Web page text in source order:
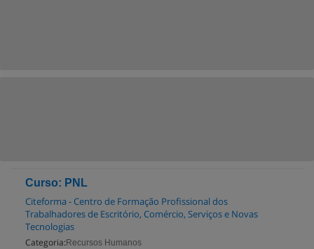
Curso: PNL
Citeforma - Centro de Formação Profissional dos
Trabalhadores de Escritório, Comércio, Serviços e Novas
Tecnologias
Categoria: Recursos Humanos